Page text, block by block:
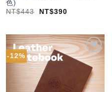
色)
NT$443 NT$390
-12%
加入
「願
望輕
單」